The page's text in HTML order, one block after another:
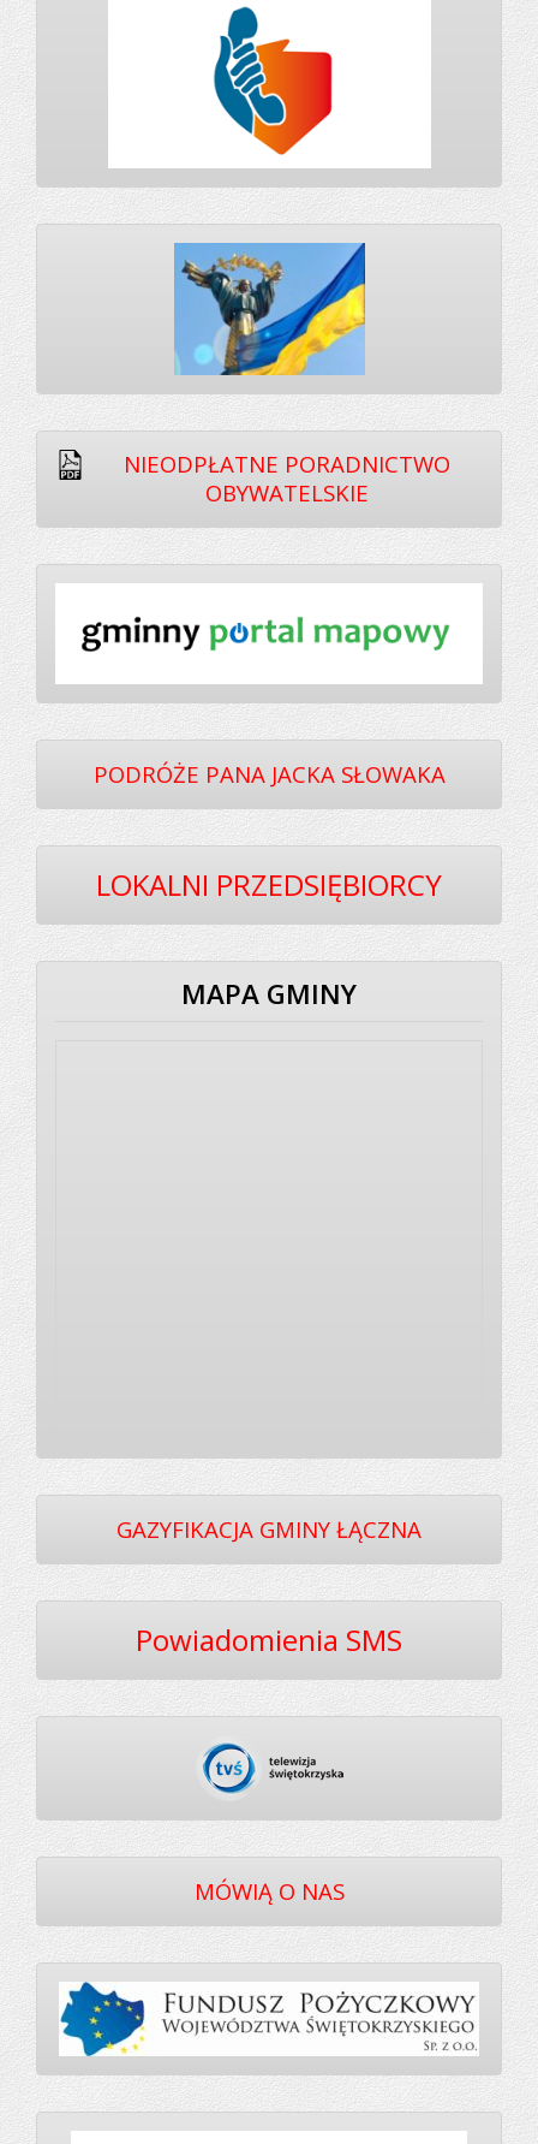
NIEODPŁATNE PORADNICTWO
OBYWATELSKIE
PODRÓŻE PANA JACKA SŁOWAKA
LOKALNI PRZEDSIĘBIORCY
MAPA GMINY
GAZYFIKACJA GMINY ŁĄCZNA
Powiadomienia SMS
MÓWIĄ O NAS